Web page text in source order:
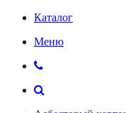
Каталог
Меню